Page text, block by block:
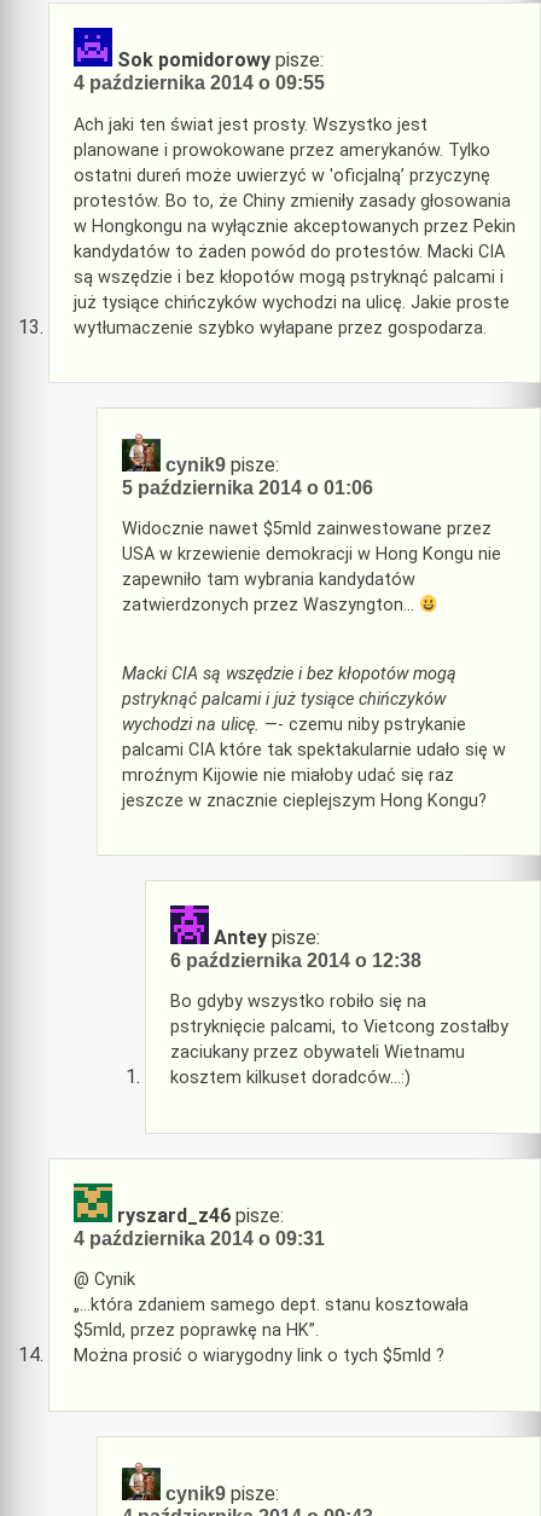
Sok pomidorowy pisze:
4 października 2014 o 09:55
Ach jaki ten świat jest prosty. Wszystko jest
planowane i prowokowane przez amerykanów. Tylko
ostatni dureń może uwierzyć w 'oficjalną’ przyczynę
protestów. Bo to, że Chiny zmieniły zasady głosowania
w Hongkongu na wyłącznie akceptowanych przez Pekin
kandydatów to żaden powód do protestów. Macki CIA
są wszędzie i bez kłopotów mogą pstryknąć palcami i
już tysiące chińczyków wychodzi na ulicę. Jakie proste
wytłumaczenie szybko wyłapane przez gospodarza.
cynik9 pisze:
5 października 2014 o 01:06
Widocznie nawet $5mld zainwestowane przez
USA w krzewienie demokracji w Hong Kongu nie
zapewniło tam wybrania kandydatów
zatwierdzonych przez Waszyngton…
Macki CIA są wszędzie i bez kłopotów mogą
pstryknąć palcami i już tysiące chińczyków
wychodzi na ulicę. —- czemu niby pstrykanie
palcami CIA które tak spektakularnie udało się w
mroźnym Kijowie nie miałoby udać się raz
jeszcze w znacznie cieplejszym Hong Kongu?
Antey pisze:
6 października 2014 o 12:38
Bo gdyby wszystko robiło się na
pstryknięcie palcami, to Vietcong zostałby
zaciukany przez obywateli Wietnamu
kosztem kilkuset doradców…:)
ryszard_z46 pisze:
4 października 2014 o 09:31
@ Cynik
„…która zdaniem samego dept. stanu kosztowała
$5mld, przez poprawkę na HK”.
Można prosić o wiarygodny link o tych $5mld ?
cynik9 pisze: